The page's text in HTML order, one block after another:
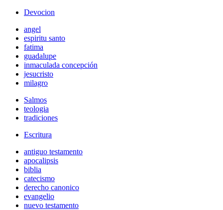
Devocion
angel
espiritu santo
fatima
guadalupe
inmaculada concepción
jesucristo
milagro
Salmos
teologia
tradiciones
Escritura
antiguo testamento
apocalipsis
biblia
catecismo
derecho canonico
evangelio
nuevo testamento